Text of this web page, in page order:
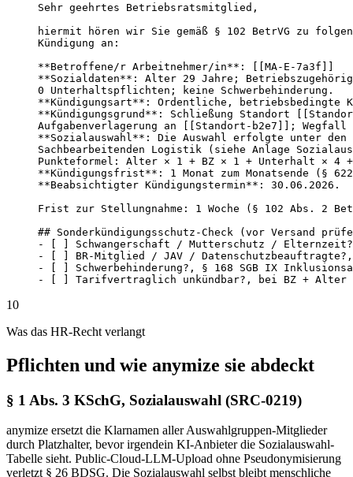
Sehr geehrtes Betriebsratsmitglied,
hiermit hören wir Sie gemäß § 102 BetrVG zu
Kündigung an:
**Betroffene/r Arbeitnehmer/in**: [[MA-E-7a3f]]
**Sozialdaten**: Alter 29 Jahre;
0 Unterhaltspflichten; keine Schwerbehinderung.
**Kündigungsart**: Ordentliche, betriebsbedingte
**Kündigungsgrund**: Schließung Standort
Aufgabenverlagerung an [[Standort-b2e7]];
**Sozialauswahl**: Die Auswahl erfolgte unter den
Sachbearbeitenden Logistik (siehe Anlage
Punkteformel: Alter × 1 + BZ × 1 + Unterhalt × 4 +
**Kündigungsfrist**: 1 Monat zum Monatsende (§
**Beabsichtigter Kündigungstermin**: 30.06.2026.
Frist zur Stellungnahme: 1 Woche (§ 102 Abs. 2
## Sonderkündigungsschutz-Check (vor Versand
- [ ] Schwangerschaft / Mutterschutz / Elternzeit?,
- [ ] BR-Mitglied / JAV / Datenschutzbeauftragte?,
- [ ] Schwerbehinderung?, § 168 SGB IX
- [ ] Tarifvertraglich unkündbar?, bei BZ + Alter
10
Was das HR-Recht verlangt
Pflichten und wie anymize sie abdeckt
§ 1 Abs. 3 KSchG, Sozialauswahl (SRC-0219)
anymize ersetzt die Klarnamen aller Auswahlgruppen-Mitglieder
durch Platzhalter, bevor irgendein KI-Anbieter die Sozialauswahl-
Tabelle sieht. Public-Cloud-LLM-Upload ohne Pseudonymisierung
verletzt § 26 BDSG. Die Sozialauswahl selbst bleibt menschliche